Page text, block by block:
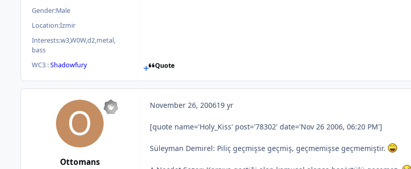
Gender:Male
Location:İzmir
Interests:w3,W0W,d2,metal,
bass
WC3 :Shadowfury Quote
Ottomans
November 26, 200619 yr
[quote name='Holy_Kiss' post='78302' date='Nov 26 2006, 06:20 PM']
Süleyman Demirel: Piliç geçmişse geçmiş, geçmemişse geçmemiştir.